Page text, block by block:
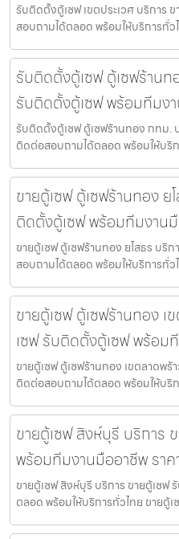
รับติดตั้งตู้เซฟ เขตประเวศ บริการ
สอบถามได้ตลอด พร้อมให้บริการทั่
รับติดตั้งตู้เซฟ ตู้เซฟร้าน
รับติดตั้งตู้เซฟ พร้อมทีมง
รับติดตั้งตู้เซฟ ตู้เซฟร้านทอง กทม.
ติดต่อสอบถามได้ตลอด พร้อมให้บริ
ขายตู้เซฟ ตู้เซฟร้านทอง ย
ติดตั้งตู้เซฟ พร้อมทีมงาน
ขายตู้เซฟ ตู้เซฟร้านทอง ยโสธร บริ
สอบถามได้ตลอด พร้อมให้บริการทั่ว
ขายตู้เซฟ ตู้เซฟร้านทอง
เซฟ รับติดตั้งตู้เซฟ พร้อม
ขายตู้เซฟ ตู้เซฟร้านทอง เขตลาดพ
ติดต่อสอบถามได้ตลอด พร้อมให้บริก
ขายตู้เซฟ สิงห์บุรี บริการ
พร้อมทีมงานมืออาชีพ รา
ขายตู้เซฟ สิงห์บุรี บริการ ขายตู้เซ
ตลอด พร้อมให้บริการทั่วไทย ขายตู้เ